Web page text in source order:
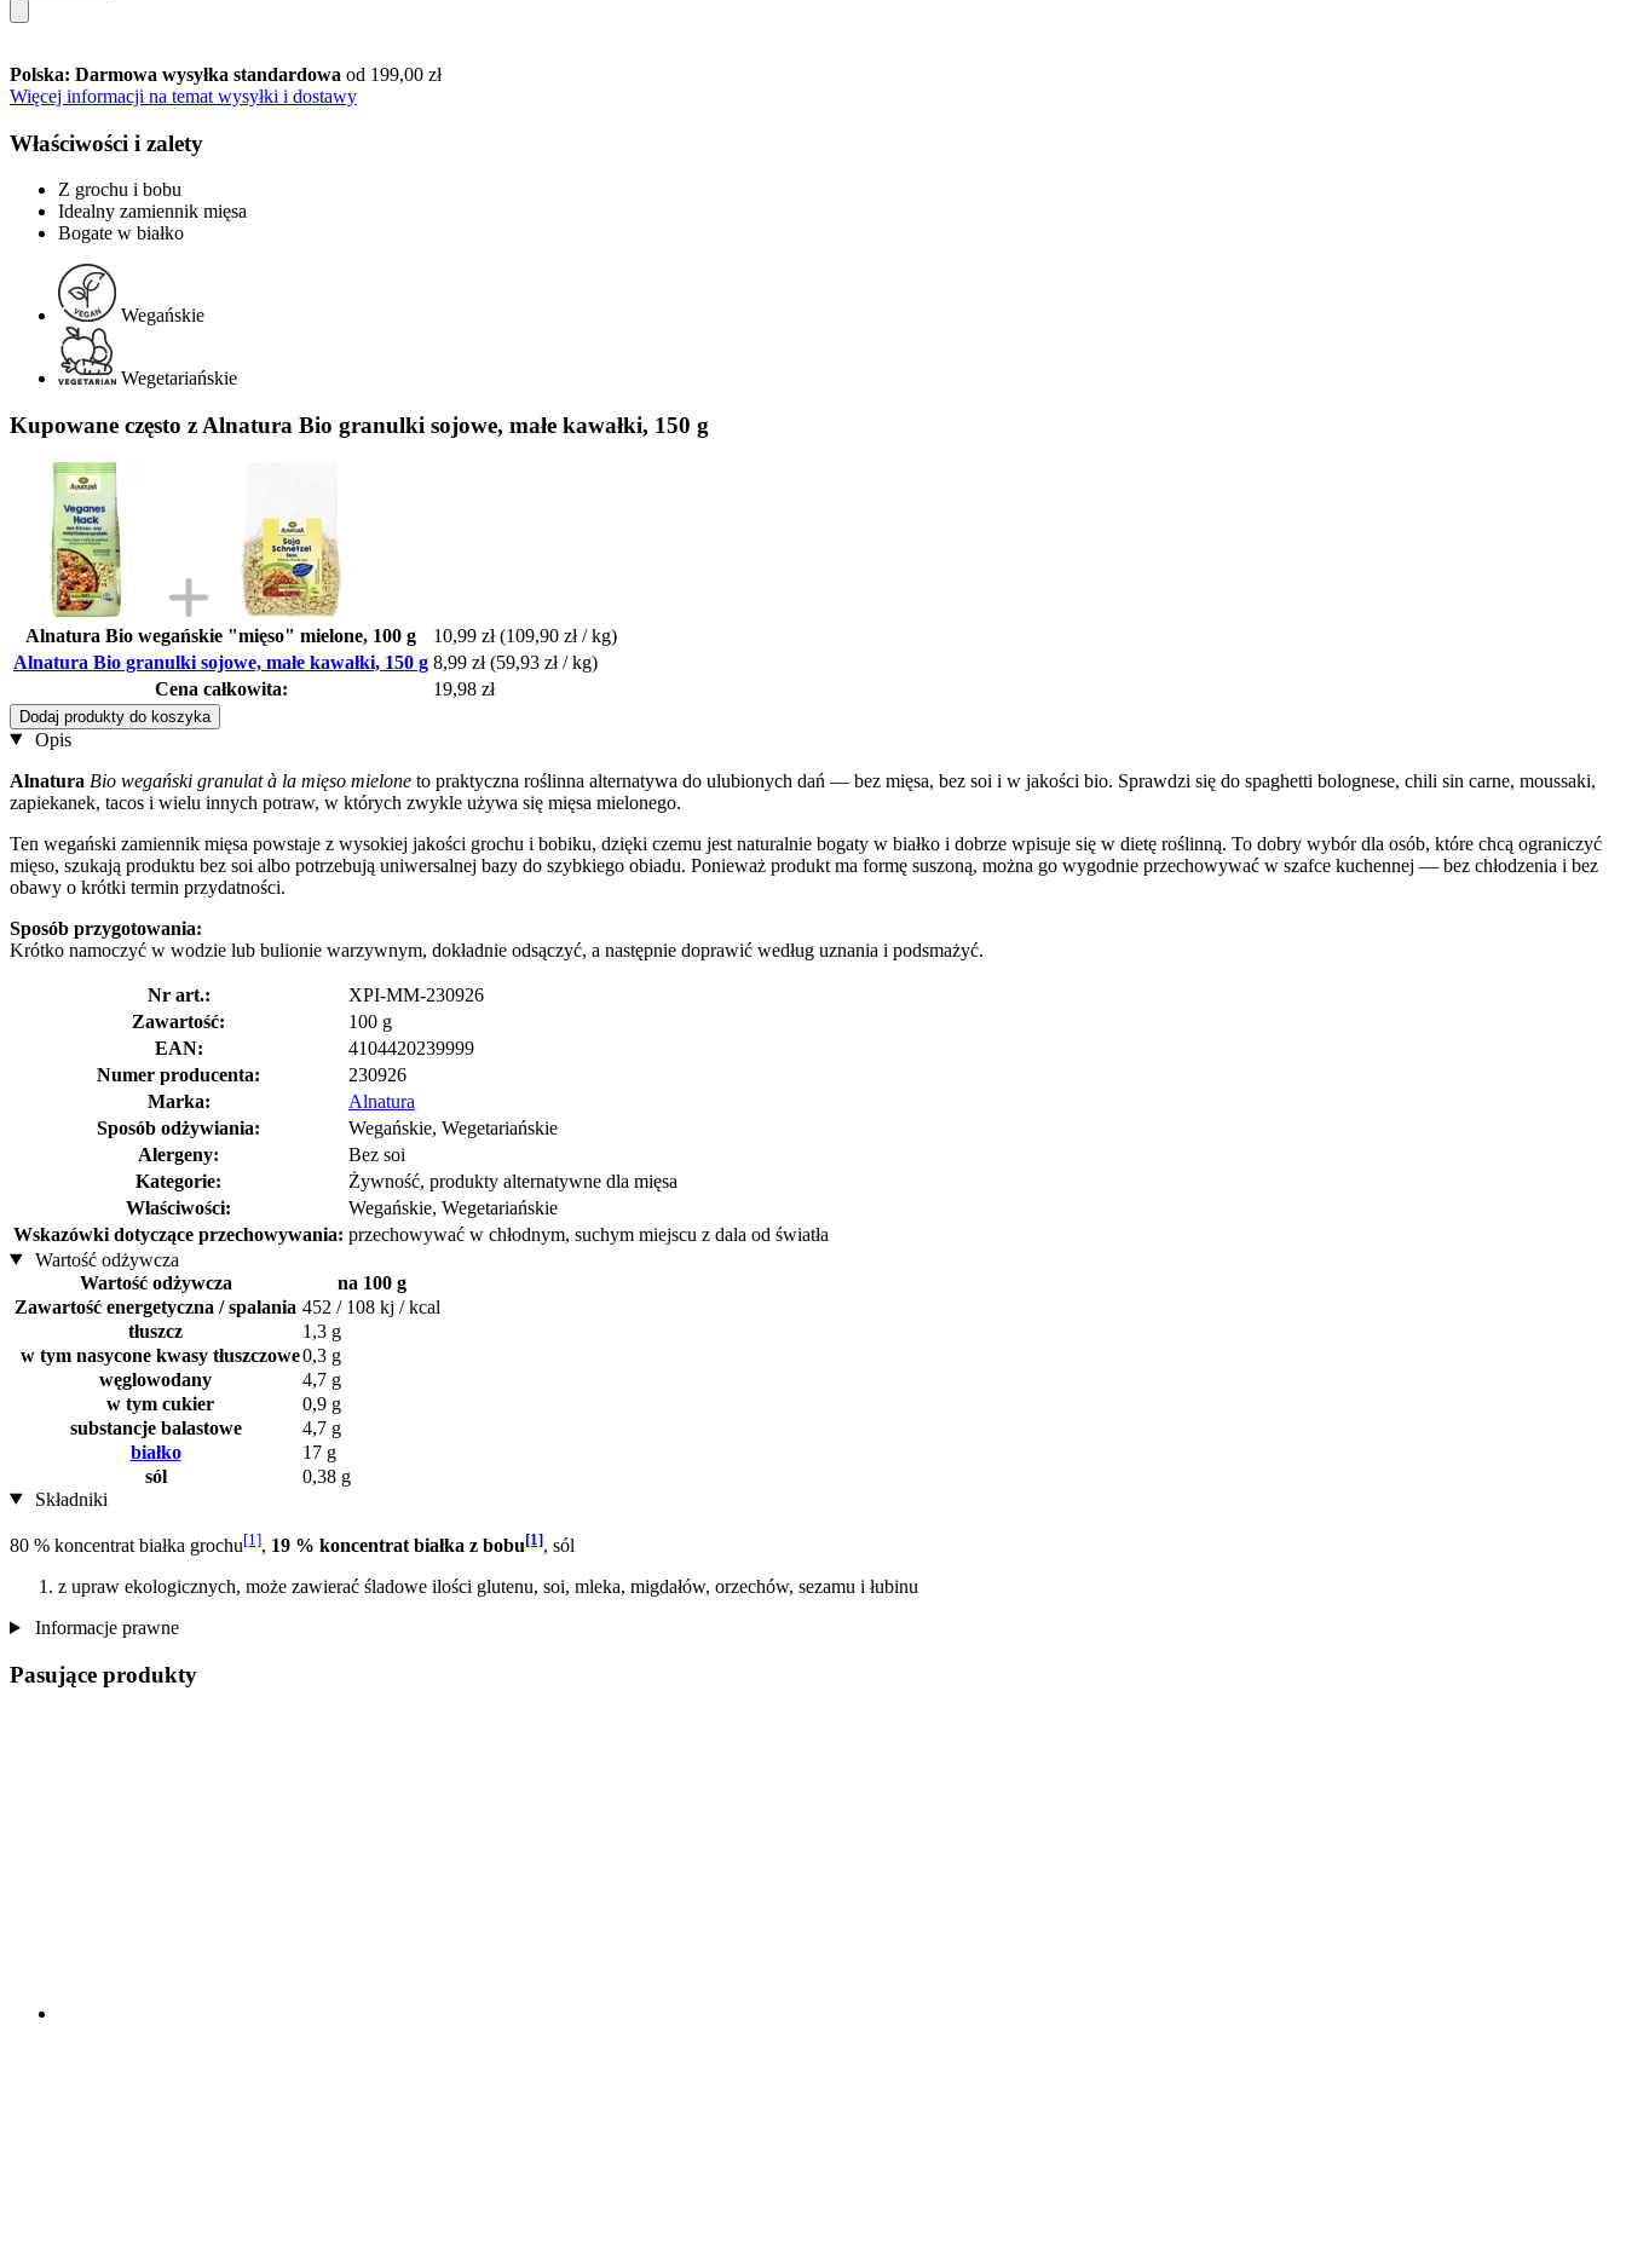
Polska: Darmowa wysyłka standardowa od 199,00 zł
Więcej informacji na temat wysyłki i dostawy
Właściwości i zalety
Z grochu i bobu
Idealny zamiennik mięsa
Bogate w białko
Wegańskie
Wegetariańskie
Kupowane często z Alnatura Bio granulki sojowe, małe kawałki, 150 g
Alnatura Bio wegańskie "mięso" mielone, 100 g 10,99 zł (109,90 zł / kg)
Alnatura Bio granulki sojowe, małe kawałki, 150 g 8,99 zł (59,93 zł / kg)
Cena całkowita:
19,98 zł
Dodaj produkty do koszyka
Opis
Alnatura Bio wegański granulat à la mięso mielone to praktyczna roślinna alternatywa do ulubionych dań — bez mięsa, bez soi i w jakości bio. Sprawdzi się do spaghetti bolognese, chili sin carne, moussaki,
zapiekanek, tacos i wielu innych potraw, w których zwykle używa się mięsa mielonego.
Ten wegański zamiennik mięsa powstaje z wysokiej jakości grochu i bobiku, dzięki czemu jest naturalnie bogaty w białko i dobrze wpisuje się w dietę roślinną. To dobry wybór dla osób, które chcą ograniczyć
mięso, szukają produktu bez soi albo potrzebują uniwersalnej bazy do szybkiego obiadu. Ponieważ produkt ma formę suszoną, można go wygodnie przechowywać w szafce kuchennej — bez chłodzenia i bez
obawy o krótki termin przydatności.
Sposób przygotowania:
Krótko namoczyć w wodzie lub bulionie warzywnym, dokładnie odsączyć, a następnie doprawić według uznania i podsmażyć.
Nr art.:
XPI-MM-230926
Zawartość:
100 g
EAN:
4104420239999
Numer producenta:
230926
Marka:
Alnatura
Sposób odżywiania:
Wegańskie, Wegetariańskie
Alergeny:
Bez soi
Kategorie:
Żywność, produkty alternatywne dla mięsa
Właściwości:
Wegańskie, Wegetariańskie
Wskazówki dotyczące przechowywania: przechowywać w chłodnym, suchym miejscu z dala od światła
Wartość odżywcza
Wartość odżywcza
na 100 g
Zawartość energetyczna / spalania 452 / 108 kj / kcal
tłuszcz
1,3 g
w tym nasycone kwasy tłuszczowe0,3 g
węglowodany
4,7 g
w tym cukier
0,9 g
substancje balastowe
4,7 g
białko
17 g
sól
0,38 g
Składniki
80 % koncentrat białka grochu[1], 19 % koncentrat białka z bobu[1], sól
z upraw ekologicznych, może zawierać śladowe ilości glutenu, soi, mleka, migdałów, orzechów, sezamu i łubinu
Informacje prawne
Pasujące produkty